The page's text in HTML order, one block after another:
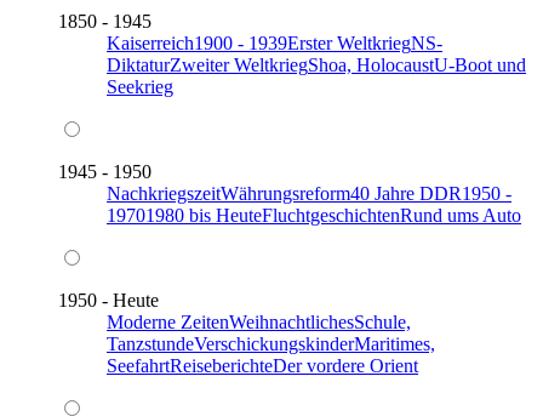
1850 - 1945
Kaiserreich1900 - 1939Erster WeltkriegNS-
DiktaturZweiter WeltkriegShoa, HolocaustU-Boot und
Seekrieg
1945 - 1950
NachkriegszeitWährungsreform40 Jahre DDR1950 -
19701980 bis HeuteFluchtgeschichtenRund ums Auto
1950 - Heute
Moderne ZeitenWeihnachtlichesSchule,
TanzstundeVerschickungskinderMaritimes,
SeefahrtReiseberichteDer vordere Orient